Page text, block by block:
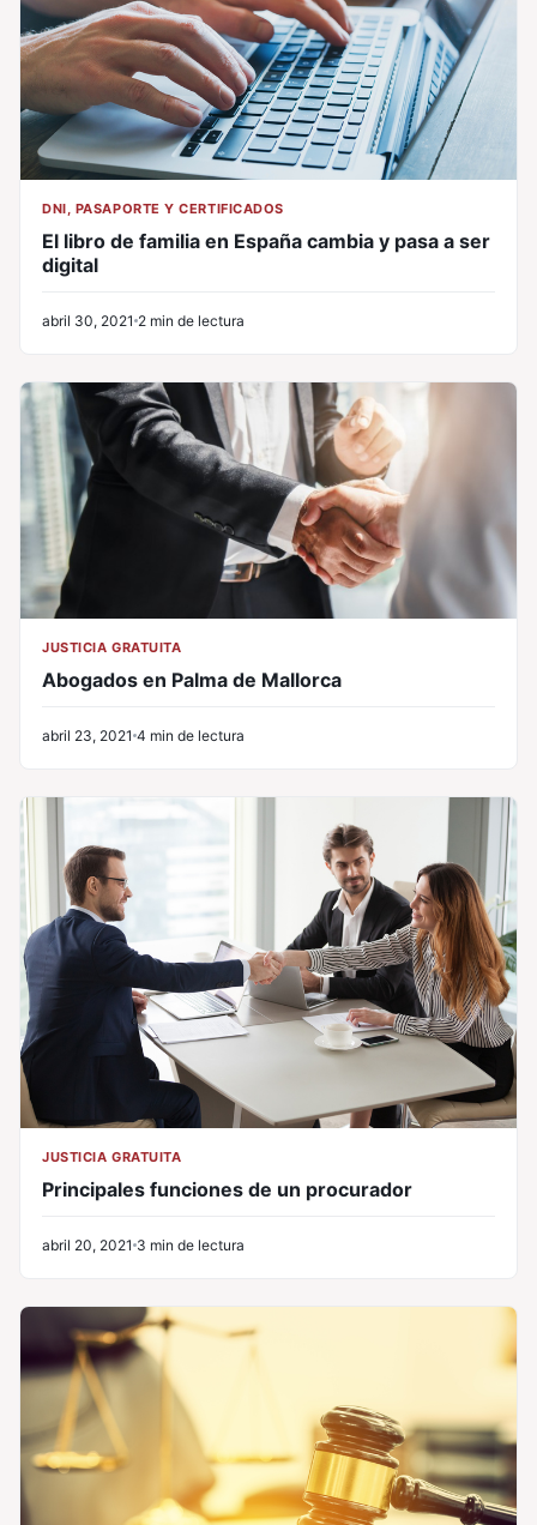
DNI, PASAPORTE Y CERTIFICADOS
El libro de familia en España cambia y pasa a ser
digital
abril 30, 2021 2 min de lectura
JUSTICIA GRATUITA
Abogados en Palma de Mallorca
abril 23, 2021 4 min de lectura
JUSTICIA GRATUITA
Principales funciones de un procurador
abril 20, 2021 3 min de lectura